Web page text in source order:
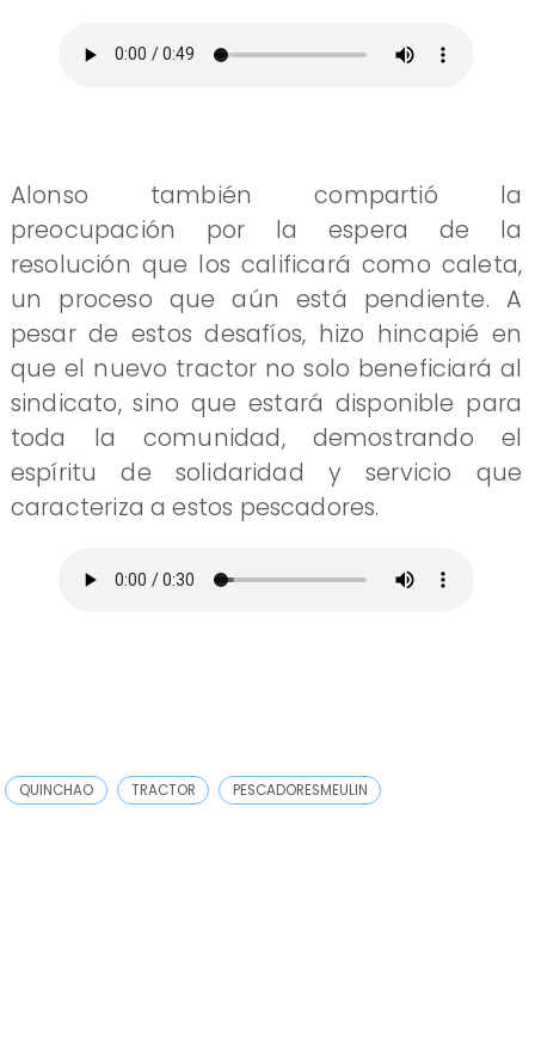
Alonso también compartió la
preocupación por la espera de la
resolución que los calificará como caleta,
un proceso que aún está pendiente. A
pesar de estos desafíos, hizo hincapié en
que el nuevo tractor no solo beneficiará al
sindicato, sino que estará disponible para
toda la comunidad, demostrando el
espíritu de solidaridad y servicio que
caracteriza a estos pescadores.
QUINCHAO TRACTOR PESCADORESMEULIN